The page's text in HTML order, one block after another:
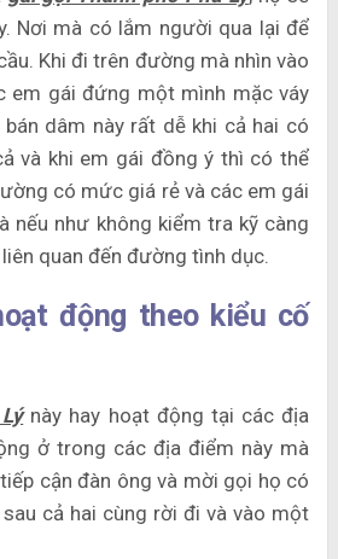
Nơi mà có lắm người qua lại để
Khi đi trên đường mà nhìn vào
em gái đứng một mình mặc váy
dâm này rất dễ khi cả hai có
và khi em gái đồng ý thì có thể
có mức giá rẻ và các em gái
như không kiểm tra kỹ càng
quan đến đường tình dục.
động theo kiểu cố
này hay hoạt động tại các địa
ở trong các địa điểm này mà
cận đàn ông và mời gọi họ có
cả hai cùng rời đi và vào một